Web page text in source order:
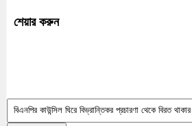
শেয়ার করুন